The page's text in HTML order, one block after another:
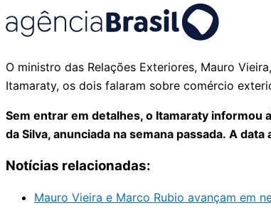
O ministro das Relações Exteriores, Mauro
Itamaraty, os dois falaram sobre comércio
Sem entrar em detalhes, o Itamaraty informou
da Silva, anunciada na semana passada. A
Notícias relacionadas:
Mauro Vieira e Marco Rubio avançam em